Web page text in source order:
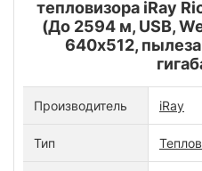
тепловизора iRay
(До 2594 м, USB,
640x512,
Производитель iRay
Тип